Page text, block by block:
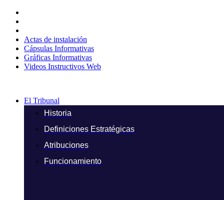
contenido
Actas de instalación
Cápsulas Informativas
Gráficas Informativas
Videos Instructivos Web
El Tribunal
Historia
Definiciones Estratégicas
Atribuciones
Funcionamiento